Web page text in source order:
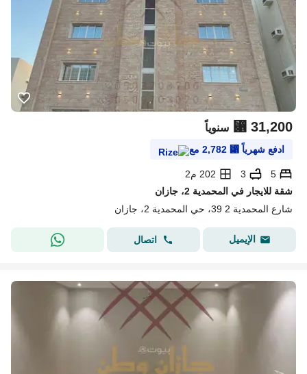
⃁ 31,200 سنوياً
ادفع شهرياً ⃁
2,782 مع
5
3
202 م2
شقة للايجار في المحمدية 2، جازان
شارع المحمدية 2 39، حي المحمدية 2، جازان
الإيميل اتصال